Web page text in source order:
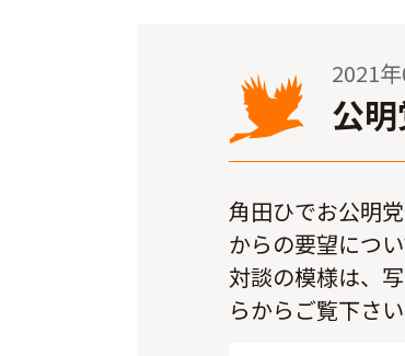
2021
公
角田ひでお公明
からの要望につ
対談の模様は、
らからご覧下さい